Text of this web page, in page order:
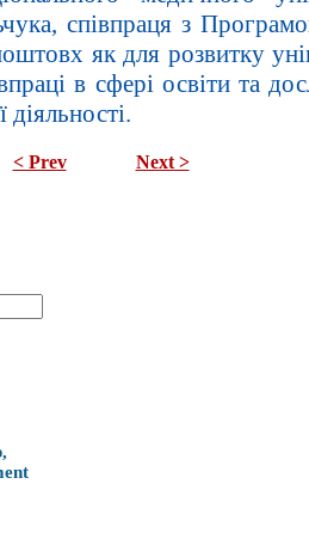
співпраця з
як для розвитку
в сфері освіти та
діяльності.
< Prev Next >